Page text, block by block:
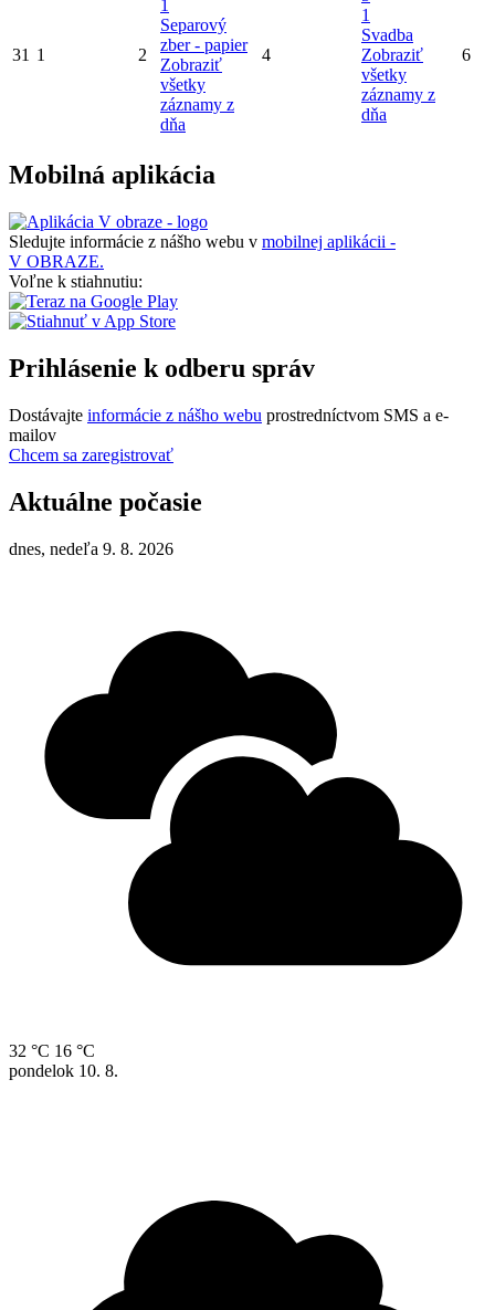
31 1 2
1
Separový
zber - papier
Zobraziť
všetky
záznamy z
dňa
4
1
Svadba
Zobraziť
všetky
záznamy z
dňa
6
Mobilná aplikácia
Sledujte informácie z nášho webu v mobilnej aplikácii -
V OBRAZE.
Voľne k stiahnutiu:
Prihlásenie k odberu správ
Dostávajte informácie z nášho webu prostredníctvom SMS a e-
mailov
Chcem sa zaregistrovať
Aktuálne počasie
dnes, nedeľa 9. 8. 2026
32 °C 16 °C
pondelok 10. 8.